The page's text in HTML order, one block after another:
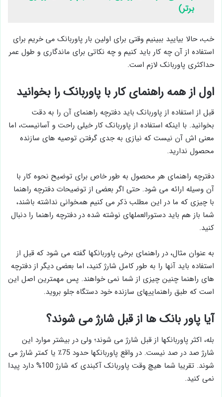
برتر)
خب، حالا بیایید ببینیم وقتی برای اولین بار پاوربانک می خریم برای
استفاده از آن چه کار باید کنیم و چه نکاتی برای ماندگاری و طول عمر
حداکثری پاوربانک لازم است.
اول از همه راهنمای کار با پاوربانک را بخوانید
قبل از استفاده از پاوربانک باید دفترچه راهنمای آن را به دقت
بخوانید. با اینکه استفاده از پاوربانک کار خیلی راحت و آسانیست، اما
معنی اش آن نیست که نیازی به جدی گرفتن توصیه های سازنده
محصول ندارید.
دفترچه راهنمای هر محصول به طور خاص برای توضیح نحوه کار با
آن وسیله ارائه می شود. حتی اگر بعضی از توضیحات دفترچه راهنما
با چیزی که ما در این مطلب ذکر می کنیم همخوانی نداشته باشند،
شما باز هم باید دستورالعملهای نوشته شده در دفترچه راهنما را دنبال
کنید.
به عنوان مثال، در راهنمای برخی پاوربانکها گفته می شود که قبل از
استفاده باید آنها را به طور کامل شارژ کنید، اما بعضی دیگر از دفترچه
های راهنما چنین چیزی از شما نمی خواهند. پس مهمترین اصل این
است که طبق راهنماییهای سازنده خود دستگاه جلو بروید.
آیا پاور بانک ها از قبل شارژ می شوند؟
بله، اکثر پاوربانکها از قبل شارژ می شوند؛ ولی در بیشتر موارد این
شارژ صد در صد نیست. در واقع پاوربانکها حدود 75٪ یا کمتر شارژ می
شوند. تقریبا شما هیچ وقت پاوربانک آکبندی که شارژ 100% دارد پیدا
نمی کنید.